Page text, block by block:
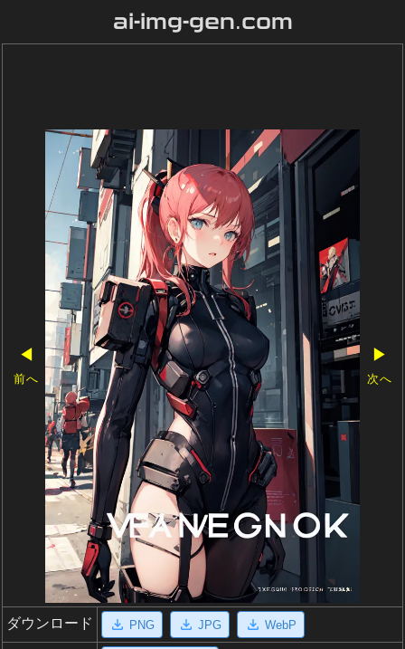
ai-img-gen.com
◀
前へ
▶
次へ
ダウンロード PNG JPG WebP